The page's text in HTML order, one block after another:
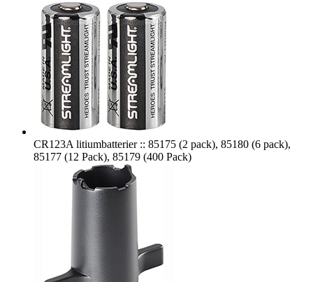
CR123A litiumbatterier :: 85175 (2 pack), 85180 (6 pack),
85177 (12 Pack), 85179 (400 Pack)